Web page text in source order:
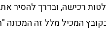
רכישה, ובדרך להסיר
המכיל מלל זה המכונה